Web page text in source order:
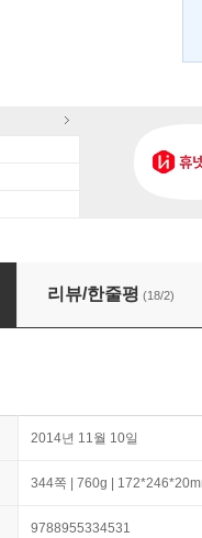
리뷰/한줄평 (18/2)
2014년 11월 10일
344쪽 | 760g |
9788955334531